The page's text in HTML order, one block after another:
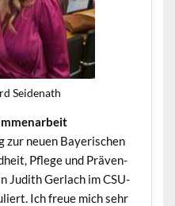
Seidenath
zur neuen Bay­erischen
Pflege und Präven­
Judith Ger­lach im CSU-
Ich freue mich sehr